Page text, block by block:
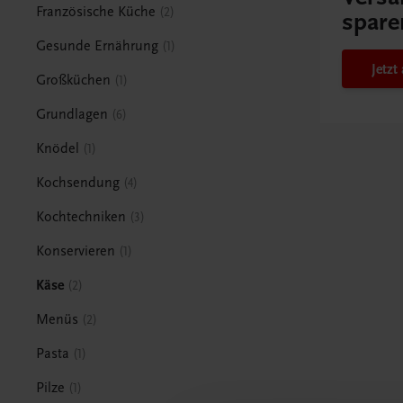
Französische Küche 2
Gesunde Ernährung 1
Großküchen 1
Grundlagen 6
Knödel 1
Kochsendung 4
Kochtechniken 3
Konservieren 1
Käse 2
Menüs 2
Pasta 1
Pilze 1
Jetzt